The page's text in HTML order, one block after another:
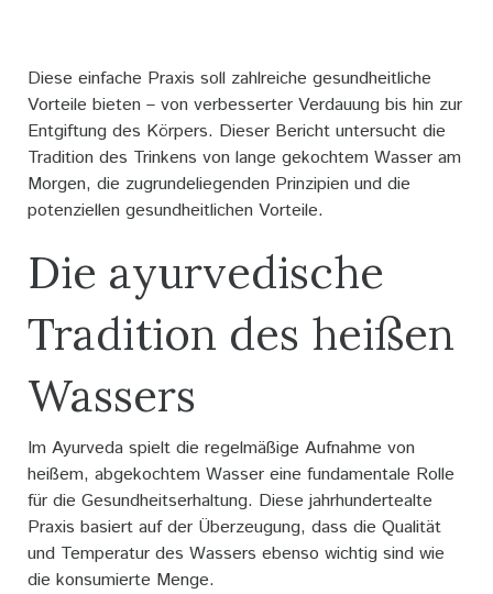
Diese einfache Praxis soll zahlreiche gesundheitliche
Vorteile bieten – von verbesserter Verdauung bis hin zur
Entgiftung des Körpers. Dieser Bericht untersucht die
Tradition des Trinkens von lange gekochtem Wasser am
Morgen, die zugrundeliegenden Prinzipien und die
potenziellen gesundheitlichen Vorteile.
Die ayurvedische
Tradition des heißen
Wassers
Im Ayurveda spielt die regelmäßige Aufnahme von
heißem, abgekochtem Wasser eine fundamentale Rolle
für die Gesundheitserhaltung. Diese jahrhundertealte
Praxis basiert auf der Überzeugung, dass die Qualität
und Temperatur des Wassers ebenso wichtig sind wie
die konsumierte Menge.